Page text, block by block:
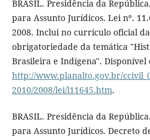
BRASIL. Presidência da
para Assunto Jurídicos. Lei nº.
2008. Inclui no currículo oficial
obrigatoriedade da temática
Brasileira e Indígena". Disponível
http://www.planalto.gov.br/
2010/2008/lei/l11645.htm.
BRASIL. Presidência da
para Assunto Jurídicos. Decreto